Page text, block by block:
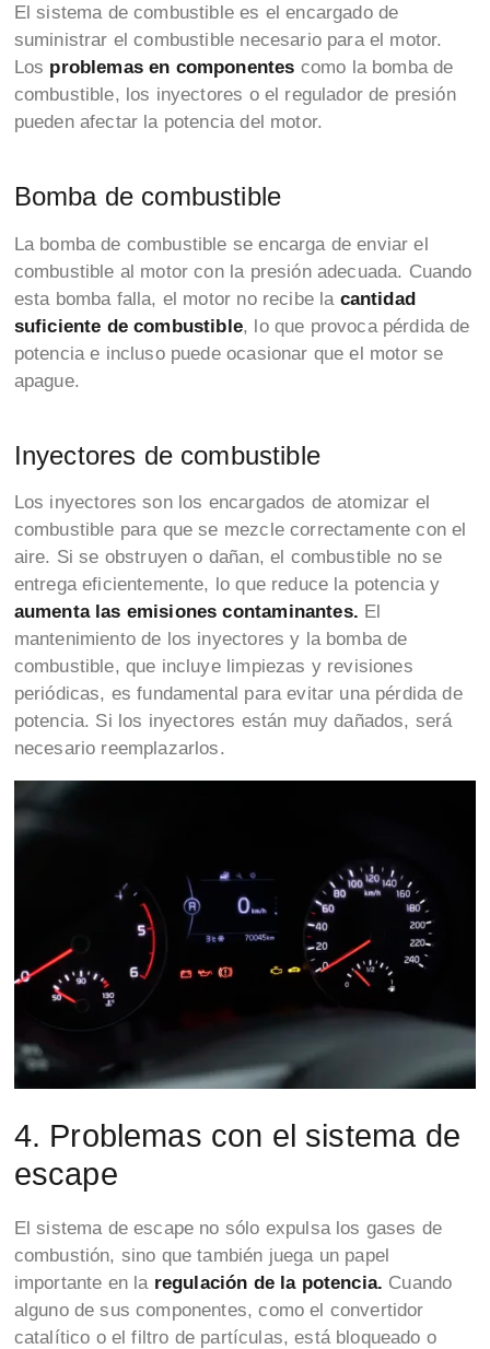
El sistema de combustible es el encargado de
suministrar el combustible necesario para el motor.
Los problemas en componentes como la bomba de
combustible, los inyectores o el regulador de presión
pueden afectar la potencia del motor.
Bomba de combustible
La bomba de combustible se encarga de enviar el
combustible al motor con la presión adecuada. Cuando
esta bomba falla, el motor no recibe la cantidad
suficiente de combustible, lo que provoca pérdida de
potencia e incluso puede ocasionar que el motor se
apague.
Inyectores de combustible
Los inyectores son los encargados de atomizar el
combustible para que se mezcle correctamente con el
aire. Si se obstruyen o dañan, el combustible no se
entrega eficientemente, lo que reduce la potencia y
aumenta las emisiones contaminantes. El
mantenimiento de los inyectores y la bomba de
combustible, que incluye limpiezas y revisiones
periódicas, es fundamental para evitar una pérdida de
potencia. Si los inyectores están muy dañados, será
necesario reemplazarlos.
4. Problemas con el sistema de
escape
El sistema de escape no sólo expulsa los gases de
combustión, sino que también juega un papel
importante en laregulación de la potencia. Cuando
alguno de sus componentes, como el convertidor
catalítico o el filtro de partículas, está bloqueado o